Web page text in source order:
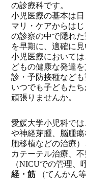
の診療科です。
小児医療の基本は日
マリ・ケアからはじ
の診察の中で隠れ
を早期に、適確に
小児医療において
どもの健康な発達
診・予防接種なども
いつでも子どもた
頑張りませんか。
愛媛大学小児科では
や神経芽腫、脳腫
胞移植などの治療
カテーテル治療、
（NICUでの管理、
経・筋 （てんかん